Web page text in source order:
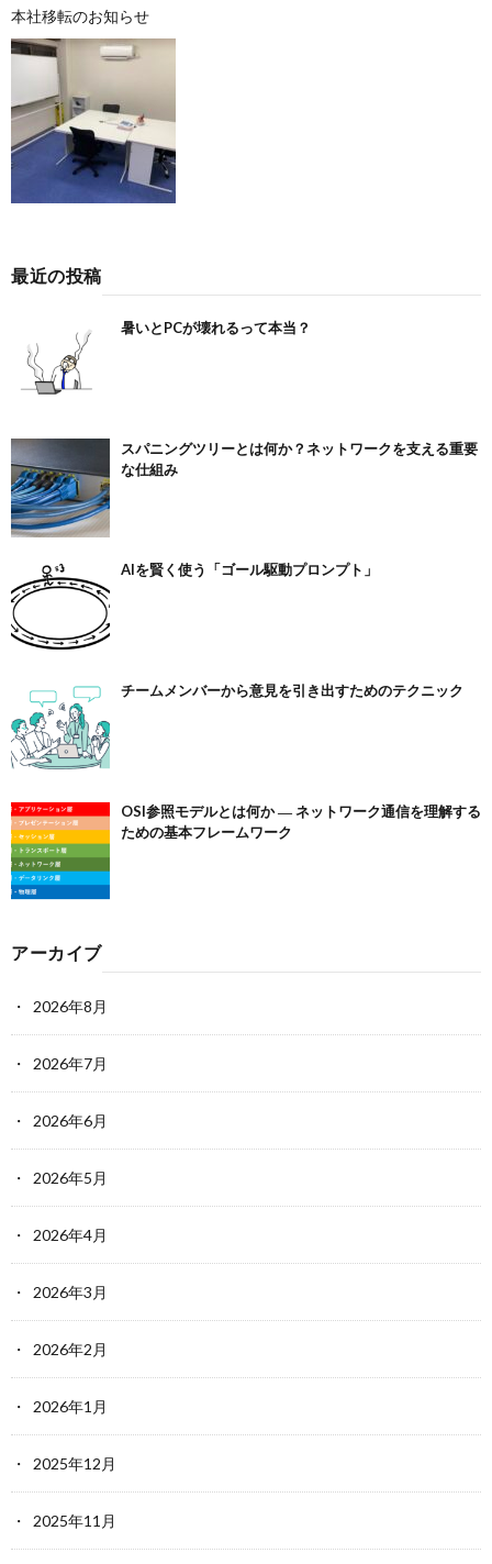
本社移転のお知らせ
最近の投稿
暑いとPCが壊れるって本当？
スパニングツリーとは何か？ネットワークを支える重要
な仕組み
AIを賢く使う「ゴール駆動プロンプト」
チームメンバーから意見を引き出すためのテクニック
OSI参照モデルとは何か ― ネットワーク通信を理解する
ための基本フレームワーク
アーカイブ
2026年8月
2026年7月
2026年6月
2026年5月
2026年4月
2026年3月
2026年2月
2026年1月
2025年12月
2025年11月